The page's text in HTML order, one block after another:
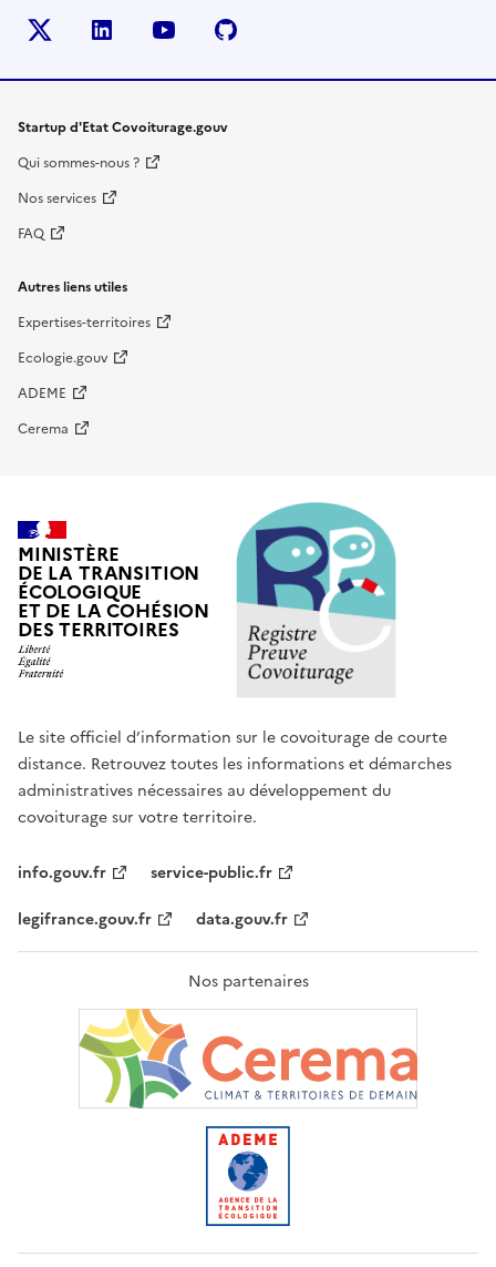
Twitter
- nouvelle fenêtre
LinkedIn
- nouvelle fenêtre
YouTube
- nouvelle fenêtre
- nouvelle fenêtre
Startup d'Etat Covoiturage.gouv
Qui sommes-nous ?
Nos services
FAQ
Autres liens utiles
Expertises-territoires
Ecologie.gouv
ADEME
Cerema
MINISTÈRE
DE LA TRANSITION
ÉCOLOGIQUE
ET DE LA COHÉSION
DES TERRITOIRES
Le site officiel d’information sur le covoiturage de courte
distance. Retrouvez toutes les informations et démarches
administratives nécessaires au développement du
covoiturage sur votre territoire.
info.gouv.fr
service-public.fr
legifrance.gouv.fr
data.gouv.fr
Nos partenaires